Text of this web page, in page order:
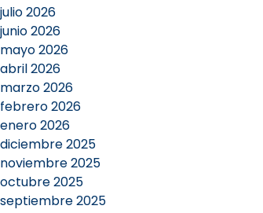
julio 2026
junio 2026
mayo 2026
abril 2026
marzo 2026
febrero 2026
enero 2026
diciembre 2025
noviembre 2025
octubre 2025
septiembre 2025